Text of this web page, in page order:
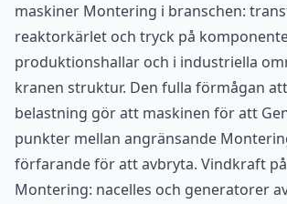
maskiner Montering i branschen:
reaktorkärlet och tryck på
produktionshallar och i industriella
kranen struktur. Den fulla förmågan
belastning gör att maskinen för att
punkter mellan angränsande
förfarande för att avbryta. Vindkraft
Montering: nacelles och generatorer